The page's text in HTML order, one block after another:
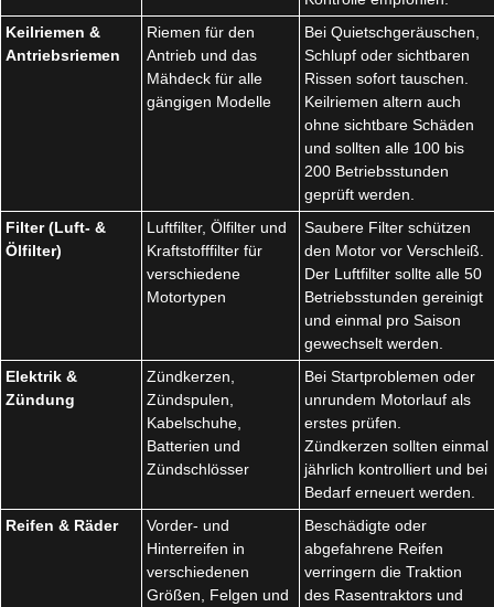
Keilriemen &
Antriebsriemen
Riemen für den
Antrieb und das
Mähdeck für alle
gängigen Modelle
Bei Quietschgeräuschen,
Schlupf oder sichtbaren
Rissen sofort tauschen.
Keilriemen altern auch
ohne sichtbare Schäden
und sollten alle 100 bis
200 Betriebsstunden
geprüft werden.
Filter (Luft- &
Ölfilter)
Luftfilter, Ölfilter und
Kraftstofffilter für
verschiedene
Motortypen
Saubere Filter schützen
den Motor vor Verschleiß.
Der Luftfilter sollte alle 50
Betriebsstunden gereinigt
und einmal pro Saison
gewechselt werden.
Elektrik &
Zündung
Zündkerzen,
Zündspulen,
Kabelschuhe,
Batterien und
Zündschlösser
Bei Startproblemen oder
unrundem Motorlauf als
erstes prüfen.
Zündkerzen sollten einmal
jährlich kontrolliert und bei
Bedarf erneuert werden.
Reifen & Räder
Vorder- und
Hinterreifen in
verschiedenen
Größen, Felgen und
Beschädigte oder
abgefahrene Reifen
verringern die Traktion
des Rasentraktors und